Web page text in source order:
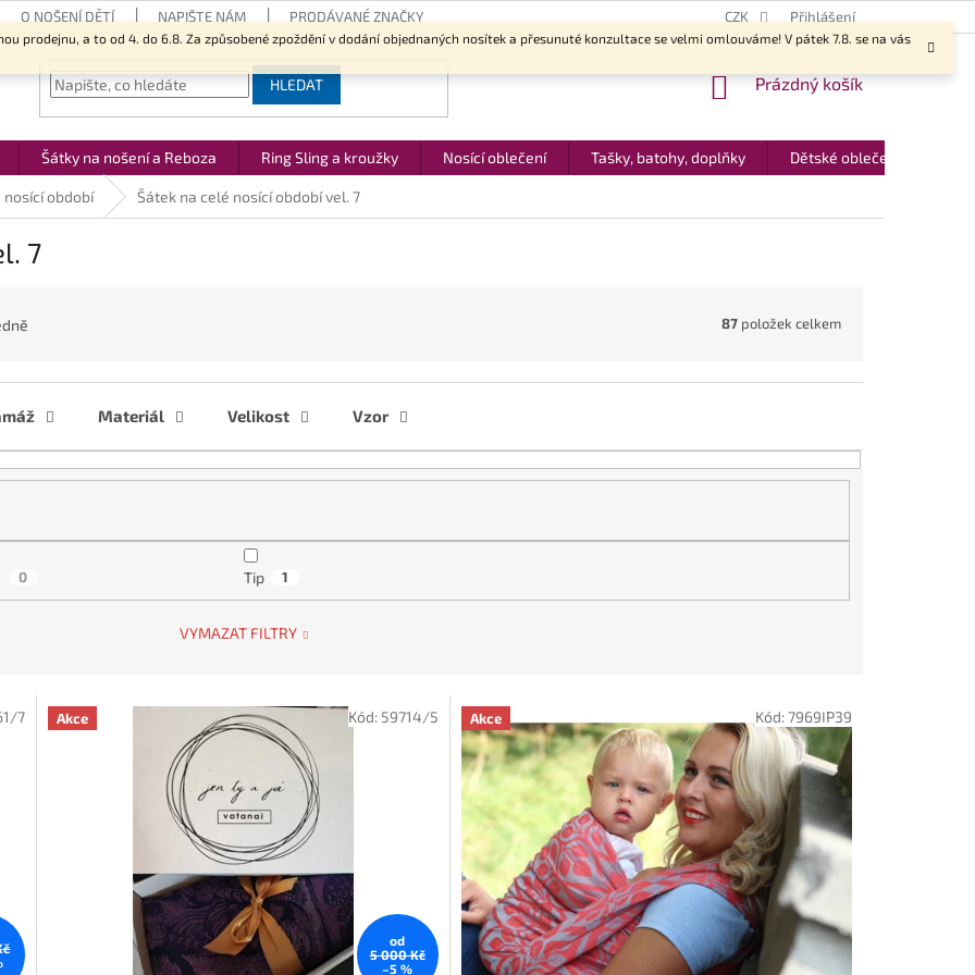
prodejnu, a to od 4. do 6.8. Za způsobené zpoždění v dodání objednaných nosítek a přesunuté konzultace se velmi omlouváme! V pátek 7.8. se na vás
O NOŠENÍ DĚTÍ NAPIŠTE NÁM PRODÁVANÉ ZNAČKY CZK Přihlášení
HLEDAT
NÁKUPNÍ
Prázdný košík
Šátky na nošení a Reboza Ring Sling a kroužky Nosící oblečení Tašky, batohy, doplňky Dětské oblečení
nosící období Šátek na celé nosící období vel. 7
7
87 položek celkem
Materiál Velikost Vzor
0 Tip 1
VYMAZAT FILTRY
7 Akce
od
5 000 Kč
–5 %
Kód: 59714/5 Akce Kód:7969IP39